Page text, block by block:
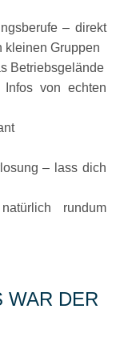
– direkt
kleinen Gruppen
Betriebsgelände
von echten
– lass dich
rundum
WAR DER